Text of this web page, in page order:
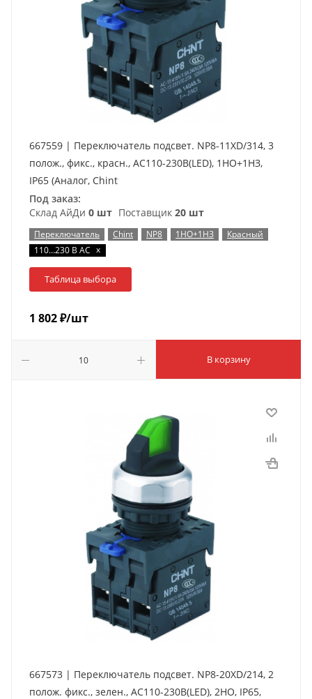
667559 | Переключатель подсвет. NP8-11XD/314, 3
полож., фикс., красн., AC110-230В(LED), 1НО+1НЗ,
IP65 (Аналог, Chint
Под заказ:
Склад АйДи 0 шт Поставщик 20 шт
Переключатель Chint NP8 1НО+1НЗ
Красный
110…230 В AC x
Таблица выбора
1 802₽/шт
В корзину
667573 | Переключатель подсвет. NP8-20XD/214, 2
полож. фикс., зелен., AC110-230В(LED), 2НО, IP65,